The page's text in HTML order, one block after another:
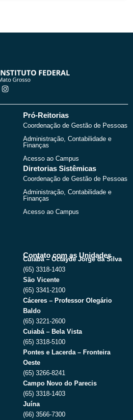
I
n
t
Pró-Reitorias
Coordenação de Gestão de Pessoas
Administração, Contabilidade e
Finanças
Acesso ao Campus
Diretorias Sistêmicas
Coordenação de Gestão de Pessoas
Administração, Contabilidade e
Finanças
Acesso ao Campus
Contato com as Unidades
Cuiabá – Octayde Jorge da Silva
(65) 3318-1403
São Vicente
(65) 3341-2100
Cáceres – Professor Olegário
Baldo
(65) 3221-2600
Cuiabá – Bela Vista
(65) 3318-5100
Pontes e Lacerda – Fronteira
Oeste
(65) 3266-8241
Campo Novo do Parecis
(65) 3318-1403
Juína
(66) 3566-7300